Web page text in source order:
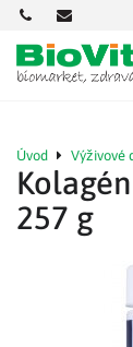
+421
901
712
584
Úvod Výživové
257 g